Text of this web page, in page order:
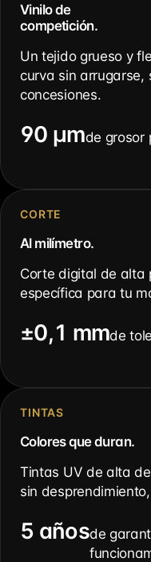
Vinilo de
competición.
Un tejido grueso y
curva sin arrugarse,
concesiones.
90 µmde grosor
CORTE
Al milímetro.
Corte digital de alta
específica para tu
±0,1 mmde
TINTAS
Colores que duran.
Tintas UV de alta
sin
5 añosde